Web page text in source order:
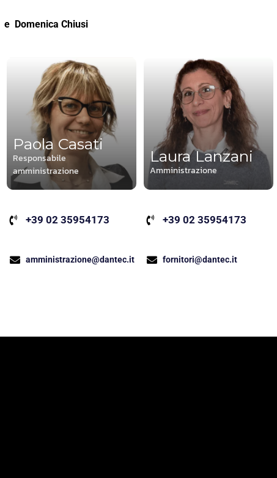
e Domenica Chiusi
Paola Casati
Responsabile
amministrazione
+39 02 35954173
amministrazione@dantec.it
Laura Lanzani
Amministrazione
+39 02 35954173
fornitori@dantec.it